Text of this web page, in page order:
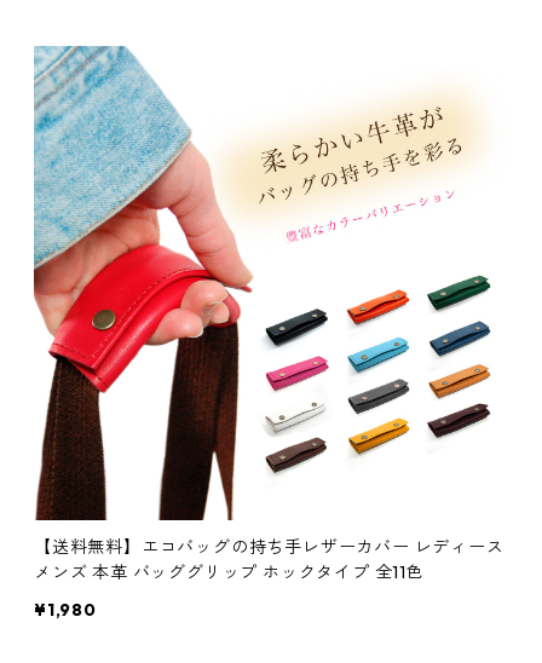
【送料無料】エコバッグの持ち手レザーカバー レディース
メンズ 本革 バッググリップ ホックタイプ 全11色
¥1,980